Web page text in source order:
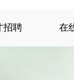
招聘 在